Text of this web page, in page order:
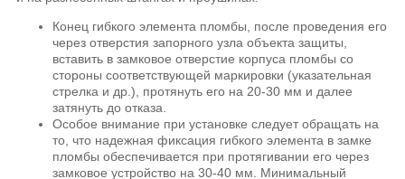
Конец гибкого элемента пломбы, после проведения его
через отверстия запорного узла объекта защиты,
вставить в замковое отверстие корпуса пломбы со
стороны соответствующей маркировки (указательная
стрелка и др.), протянуть его на 20-30 мм и далее
затянуть до отказа.
Особое внимание при установке следует обращать на
то, что надежная фиксация гибкого элемента в замке
пломбы обеспечивается при протягивании его через
замковое устройство на 30-40 мм. Минимальный